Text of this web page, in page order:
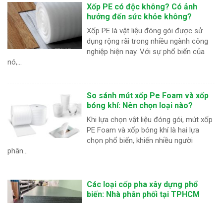
Xốp PE có độc không? Có ảnh
hưởng đến sức khỏe không?
Xốp PE là vật liệu đóng gói được sử
dụng rộng rãi trong nhiều ngành công
nghiệp hiện nay. Với sự phổ biến của
nó,...
So sánh mút xốp Pe Foam và xốp
bóng khí: Nên chọn loại nào?
Khi lựa chọn vật liệu đóng gói, mút xốp
PE Foam và xốp bóng khí là hai lựa
chọn phổ biến, khiến nhiều người
phân...
Các loại cốp pha xây dựng phổ
biến: Nhà phân phối tại TPHCM